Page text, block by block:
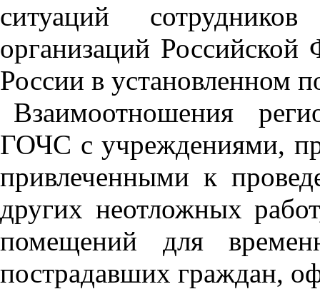
ситуаций
организаций
России в установленном
Взаимоотношения
ГОЧС с учреждениями,
привлеченными к
других неотложных
помещений для
пострадавших граждан,